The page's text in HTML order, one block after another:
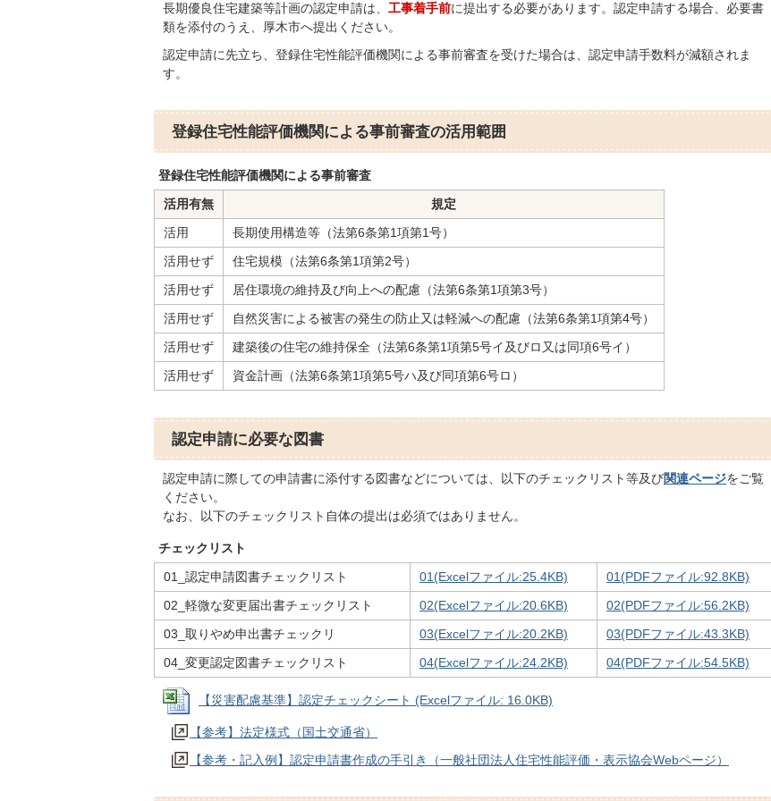
長期優良住宅建築等計画の認定申請は、 工事着手前に提出する必要があります。認定申請する場合、必要書
類を添付のうえ、厚木市へ提出ください。
認定申請に先立ち、登録住宅性能評価機関による事前審査を受けた場合は、認定申請手数料が減額されま
す。
登録住宅性能評価機関による事前審査の活用範囲
登録住宅性能評価機関による事前審査
活用有無
規定
活用
長期使用構造等（法第6条第1項第1号）
活用せず
住宅規模（法第6条第1項第2号）
活用せず
居住環境の維持及び向上への配慮（法第6条第1項第3号）
活用せず
自然災害による被害の発生の防止又は軽減への配慮（法第6条第1項第4号）
活用せず
建築後の住宅の維持保全（法第6条第1項第5号イ及びロ又は同項6号イ）
活用せず
資金計画（法第6条第1項第5号ハ及び同項第6号ロ）
認定申請に必要な図書
認定申請に際しての申請書に添付する図書などについては、以下のチェックリスト等及び関連ページをご覧
ください。
なお、以下のチェックリスト自体の提出は必須ではありません。
チェックリスト
01_認定申請図書チェックリスト
01(Excelファイル:25.4KB)
01(PDFファイル:92.8KB)
02_軽微な変更届出書チェックリスト
02(Excelファイル:20.6KB)
02(PDFファイル:56.2KB)
03_取りやめ申出書チェックリ
03(Excelファイル:20.2KB)
03(PDFファイル:43.3KB)
04_変更認定図書チェックリスト
04(Excelファイル:24.2KB) 04(PDFファイル:54.5KB)
【災害配慮基準】認定チェックシート (Excelファイル: 16.0KB)
【参考】法定様式（国土交通省）
【参考・記入例】認定申請書作成の手引き（一般社団法人住宅性能評価・表示協会Webページ）